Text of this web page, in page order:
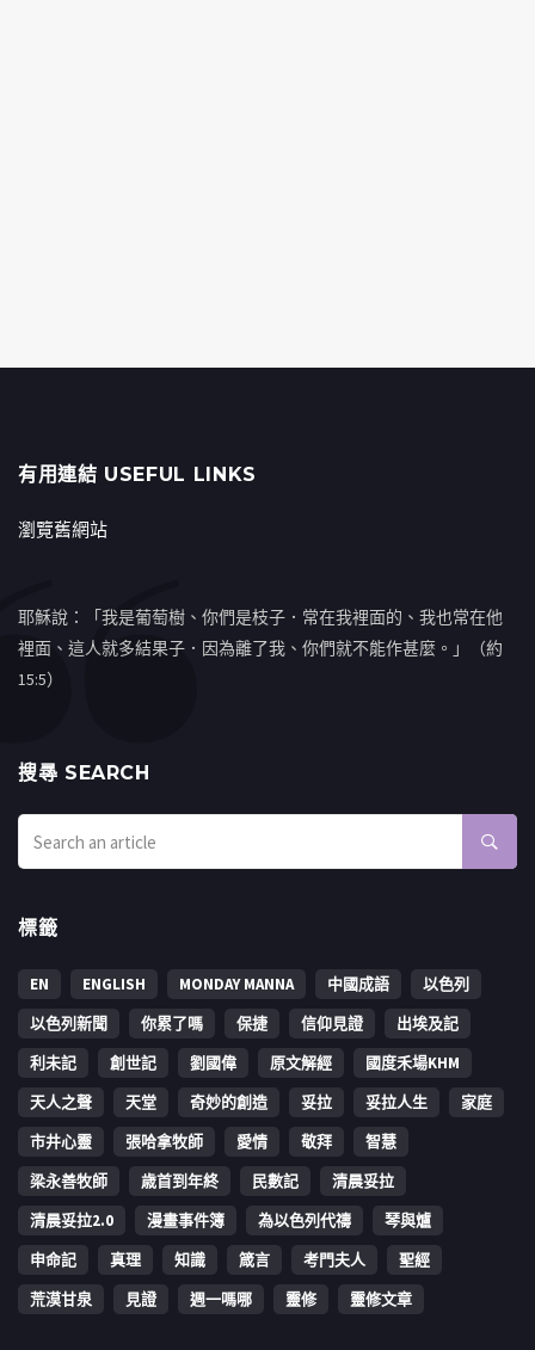
有用連結 USEFUL LINKS
瀏覽舊網站
耶穌說：「我是葡萄樹、你們是枝子．常在我裡面的、我也常在他
裡面、這人就多結果子．因為離了我、你們就不能作甚麼。」（約
15:5）
搜㝷 SEARCH
標籤
EN ENGLISH MONDAY MANNA 中國成語
以色列
以色列新聞
你累了嗎 保捷 信仰見證
出埃及記
利未記
創世記 劉國偉 原文解經
國度禾場KHM
天人之聲
天堂 奇妙的創造 妥拉 妥拉人生
家庭
市井心靈
張哈拿牧師 愛情 敬拜
智慧
梁永善牧師
歳首到年終 民數記
清晨妥拉
清晨妥拉2.0
漫畫事件簿 為以色列代禱
琴與爐
申命記
真理 知識 箴言 考門夫人
聖經
荒漠甘泉
見證 週一嗎哪 靈修 靈修文章